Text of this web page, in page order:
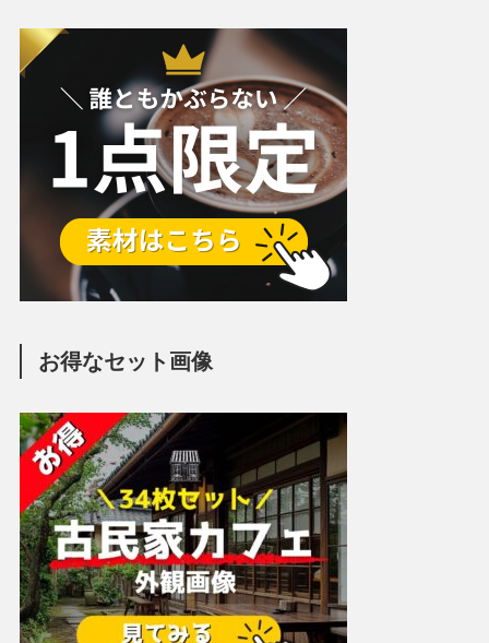
お得なセット画像